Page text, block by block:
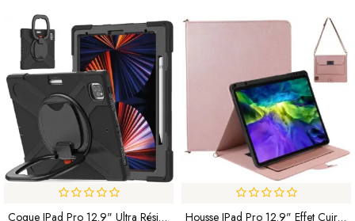
Coque IPad Pro 12.9" Ultra Résistante Anneau-Support Rotatif
Housse IPad Pro 12.9" Effet Cuir Bandoulière RFID